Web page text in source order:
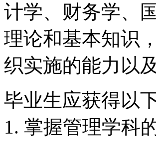
计学、财务学、
理论和基本知识
织实施的能力以
毕业生应获得以
1. 掌握管理学科